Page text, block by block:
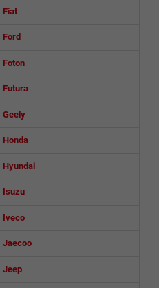
Fiat
Ford
Foton
Futura
Geely
Honda
Hyundai
Isuzu
Iveco
Jaecoo
Jeep